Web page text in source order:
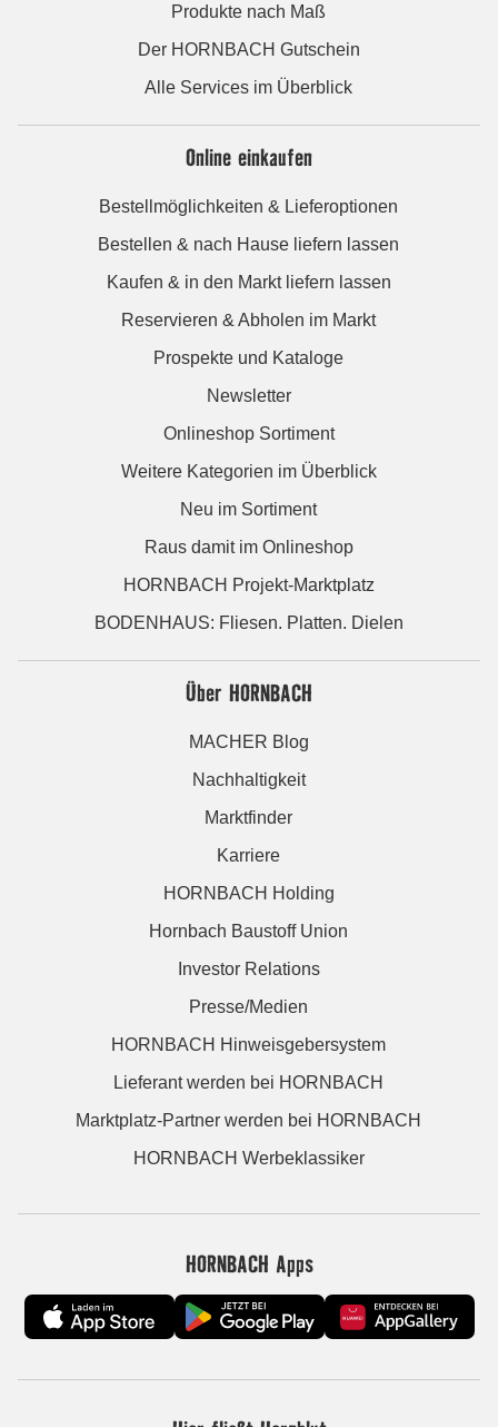
Produkte nach Maß
Der HORNBACH Gutschein
Alle Services im Überblick
Online einkaufen
Bestellmöglichkeiten & Lieferoptionen
Bestellen & nach Hause liefern lassen
Kaufen & in den Markt liefern lassen
Reservieren & Abholen im Markt
Prospekte und Kataloge
Newsletter
Onlineshop Sortiment
Weitere Kategorien im Überblick
Neu im Sortiment
Raus damit im Onlineshop
HORNBACH Projekt-Marktplatz
BODENHAUS: Fliesen. Platten. Dielen
Über HORNBACH
MACHER Blog
Nachhaltigkeit
Marktfinder
Karriere
HORNBACH Holding
Hornbach Baustoff Union
Investor Relations
Presse/Medien
HORNBACH Hinweisgebersystem
Lieferant werden bei HORNBACH
Marktplatz-Partner werden bei HORNBACH
HORNBACH Werbeklassiker
HORNBACH Apps